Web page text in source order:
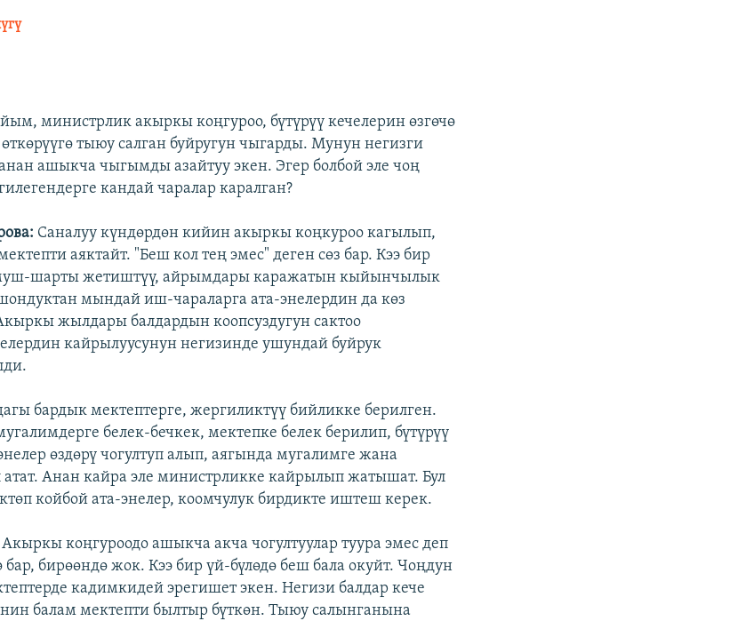
министрлик акыркы коңгуроо, бүтүрүү кечелерин өзгөчө
тыюу салган буйругун чыгарды. Мунун негизги
ашыкча чыгымды азайтуу экен. Эгер болбой эле чоң
кандай чаралар каралган?
Саналуу күндөрдөн кийин акыркы коңкуроо кагылып,
аяктайт. "Беш кол тең эмес" деген сөз бар. Кээ бир
шарты жетиштүү, айрымдары каражатын кыйынчылык
мындай иш-чараларга ата-энелердин да көз
жылдары балдардын коопсуздугун сактоо
кайрылуусунун негизинде ушундай буйрук
бардык мектептерге, жергиликтүү бийликке берилген.
белек-бечкек, мектепке белек берилип, бүтүрүү
өздөрү чогултуп алып, аягында мугалимге жана
атат. Анан кайра эле министрликке кайрылып жатышат. Бул
койбой ата-энелер, коомчулук бирдикте иштеш керек.
Акыркы коңгуроодо ашыкча акча чогултуулар туура эмес деп
бирөөндө жок. Кээ бир үй-бүлөдө беш бала окуйт. Чоңдун
кадимкидей эрегишет экен. Негизи балдар кече
балам мектепти былтыр бүткөн. Тыюу салынганына